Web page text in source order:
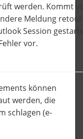
werden. Kommt
Meldung
Session
vor.
können
werden, die
schlagen (e-